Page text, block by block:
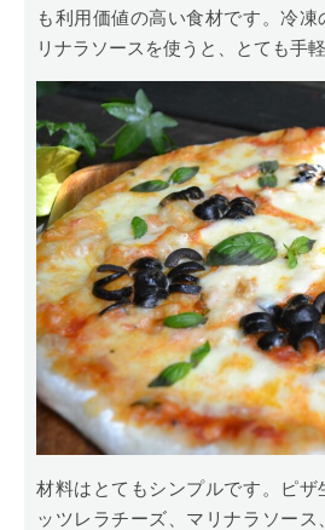
も利用価値の高い食材です。冷
リナラソースを使うと、とても手
材料はとてもシンプルです。ピザ
ッツレラチーズ、マリナラソース